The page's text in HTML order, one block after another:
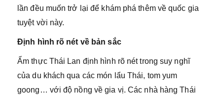
lần đều muốn trở lại để khám phá thêm về quốc gia
tuyệt vời này.
Định hình rõ nét về bản sắc
Ẩm thực Thái Lan định hình rõ nét trong suy nghĩ
của du khách qua các món lẩu Thái, tom yum
goong… với độ nồng về gia vị. Các nhà hàng Thái